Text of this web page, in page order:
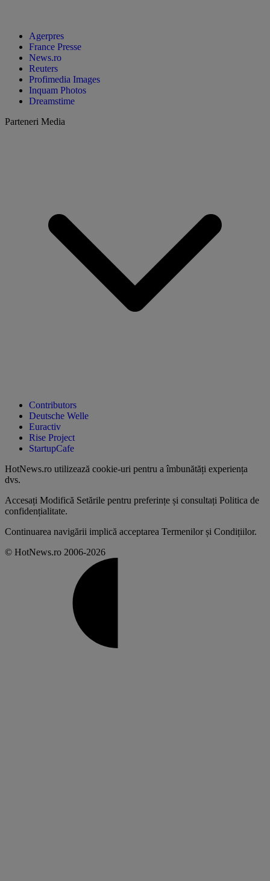
Agerpres
France Presse
News.ro
Reuters
Profimedia Images
Inquam Photos
Dreamstime
Parteneri Media
Contributors
Deutsche Welle
Euractiv
Rise Project
StartupCafe
HotNews.ro utilizează cookie-uri pentru a îmbunătăți experiența
dvs.
Accesați Modifică Setările pentru preferințe și consultați Politica de
confidențialitate.
Continuarea navigării implică acceptarea Termenilor și Condițiilor.
© HotNews.ro 2006-2026